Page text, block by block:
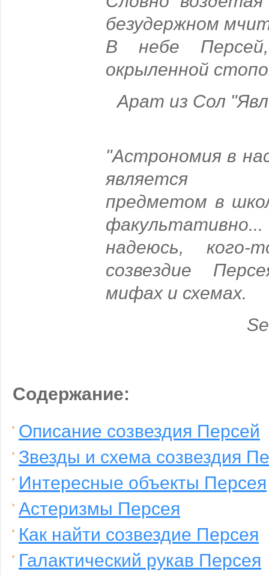
безудержном
В небе
окрыленной
Арат из Сол
"Астрономия в
является
предметом в
факультативно...
надеюсь, кого-
созвездие
мифах и схемах.
Содержание:
Описание созвездия Персей
Звезды и схема созвездия
Интересные объекты Персея
Астеризмы Персея
Как найти созвездие Персея
Галактический рукав Персея